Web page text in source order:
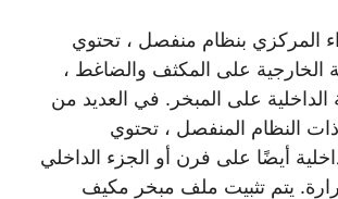
المركزي بنظام منفصل ، تحتوي
الخارجية على المكثف والضاغط ،
الداخلية على المبخر. في العديد من
النظام المنفصل ، تحتوي
أيضًا على فرن أو الجزء الداخلي
يتم تثبيت ملف مبخر مكيف